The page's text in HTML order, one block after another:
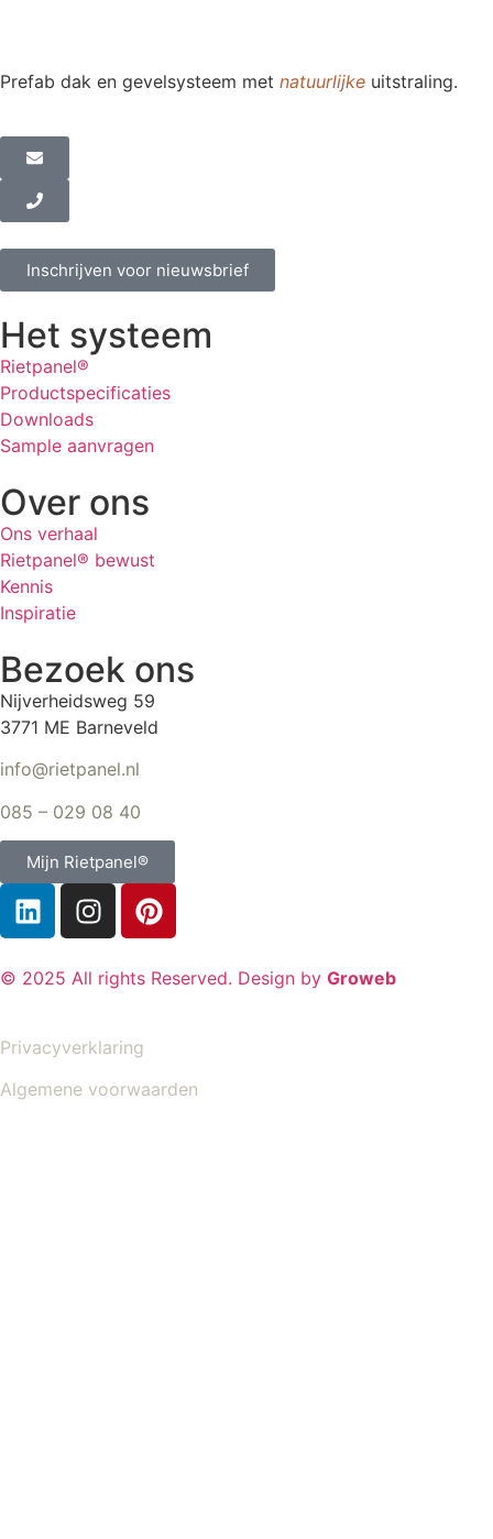
Prefab dak en gevelsysteem met natuurlijke uitstraling.
Inschrijven voor nieuwsbrief
Het systeem
Rietpanel®
Productspecificaties
Downloads
Sample aanvragen
Over ons
Ons verhaal
Rietpanel® bewust
Kennis
Inspiratie
Bezoek ons
Nijverheidsweg 59
3771 ME Barneveld
info@rietpanel.nl
085 – 029 08 40
Mijn Rietpanel®
© 2025 All rights Reserved. Design by Groweb
Privacyverklaring
Algemene voorwaarden